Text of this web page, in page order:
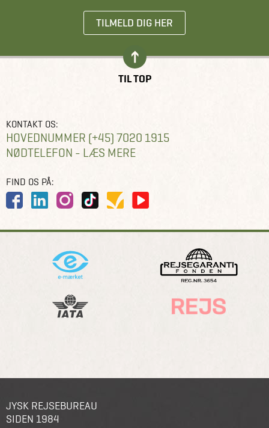
TILMELD DIG HER
TIL TOP
KONTAKT OS:
HOVEDNUMMER (+45) 7020 1915
NØDTELEFON - LÆS MERE
FIND OS PÅ:
JYSK REJSEBUREAU
SIDEN 1984